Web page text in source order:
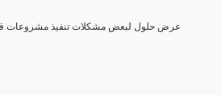
عرض حلول لبعض مشكلات تنفيذ مشروعات قطاع